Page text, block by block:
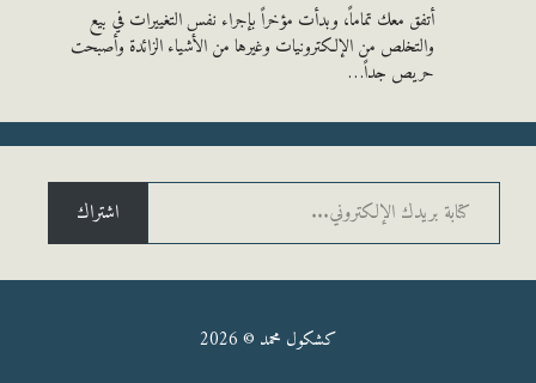
أتفق معك تماماً، وبدأت مؤخراً بإجراء نفس التغييرات في بيع
والتخلص من الإلكترونيات وغيرها من الأشياء الزائدة وأصبحت
حريص جداً…
الإلكتروني...
كشكول محمد © 2026